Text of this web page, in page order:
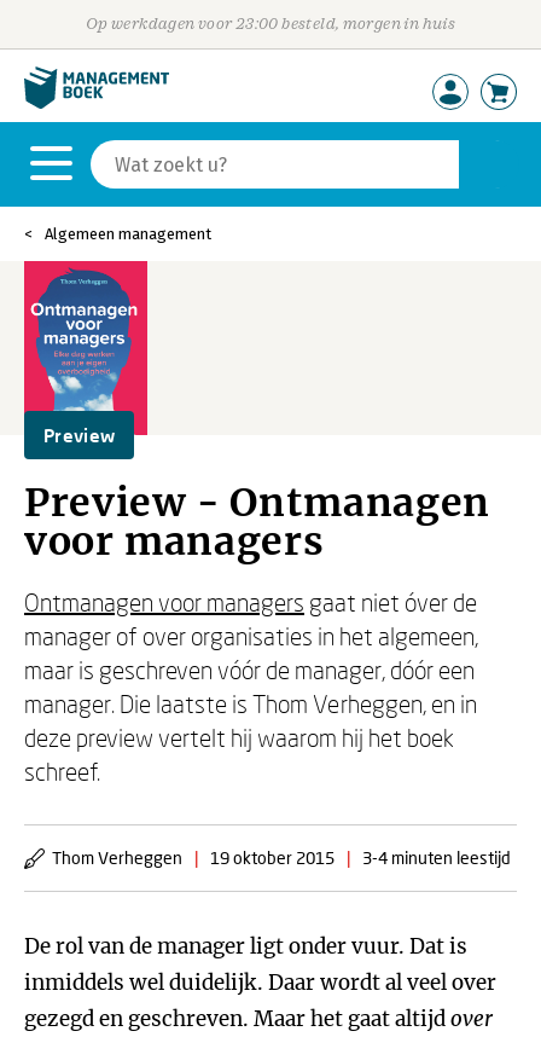
Op werkdagen voor 23:00 besteld, morgen in huis
Algemeen management
Preview
Preview - Ontmanagen
voor managers
Ontmanagen voor managers gaat niet óver de
manager of over organisaties in het algemeen,
maar is geschreven vóór de manager, dóór een
manager. Die laatste is Thom Verheggen, en in
deze preview vertelt hij waarom hij het boek
schreef.
Thom Verheggen | 19 oktober 2015 | 3-4 minuten leestijd
De rol van de manager ligt onder vuur. Dat is
inmiddels wel duidelijk. Daar wordt al veel over
gezegd en geschreven. Maar het gaat altijdover